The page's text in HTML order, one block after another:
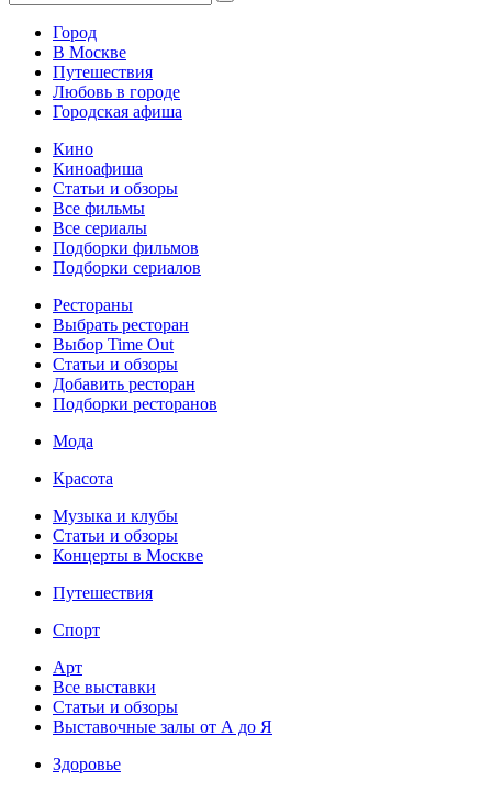
Город
В Москве
Путешествия
Любовь в городе
Городская афиша
Кино
Киноафиша
Статьи и обзоры
Все фильмы
Все сериалы
Подборки фильмов
Подборки сериалов
Рестораны
Выбрать ресторан
Выбор Time Out
Статьи и обзоры
Добавить ресторан
Подборки ресторанов
Мода
Красота
Музыка и клубы
Статьи и обзоры
Концерты в Москве
Путешествия
Спорт
Арт
Все выставки
Статьи и обзоры
Выставочные залы от А до Я
Здоровье